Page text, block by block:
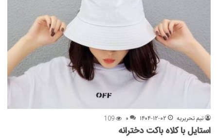
تیم تحریریه ۱۴۰۴-۱۲-۰۲ ۰ 109
استایل با کلاه باکت دخترانه